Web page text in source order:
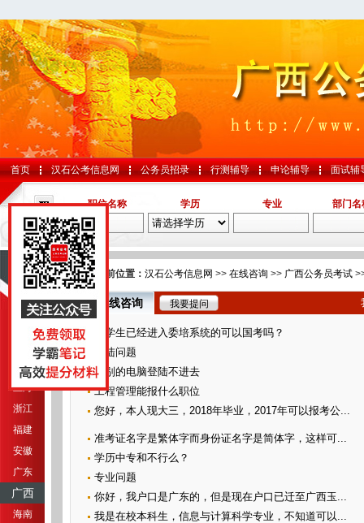
首页 汉石公考信息网 公务员招录 行测辅导 申论辅导 面试辅
职位名称 学历 专业 部门名
导航
江苏
上海
浙江
福建
安徽
广东
广西
海南
您的当前位置： 汉石公考信息网 >> 在线咨询 >> 广西公务员考试
在线咨询 我要提问
医学生已经进入委培系统的可以国考吗？
登陆问题
在别的电脑登陆不进去
工程管理能报什么职位
您好，本人现大三，2018年毕业，2017年可以报考公...
准考证名字是繁体字而身份证名字是简体字，这样可...
学历中专和不行么？
专业问题
你好，我户口是广东的，但是现在户口已迁至广西玉...
我是在校本科生，信息与计算科学专业，不知道可以...